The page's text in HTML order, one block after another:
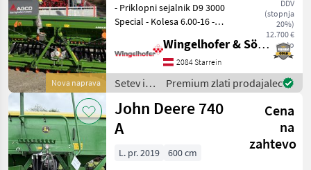
Nova naprava
DDV
(stopnja
20%)
12.700 €
neto
- Priklopni sejalnik D9 3000
Special - Kolesa 6.00-16 -
cesti - RoTec-radle, 25 kosov
- Ročno nastavljanje
pritiska radla - Disk za
nadzor
Wingelhofer & Söhne GmbH
2084 Starrein
Setev in
nega /
Amazone
Premium zlati prodajalec
John Deere 740
A
Cena
na
zahtevo
L. pr. 2019
600 cm